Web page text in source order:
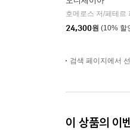
24,300원 (10% 할
검색 페이지에서
이 상품의 이